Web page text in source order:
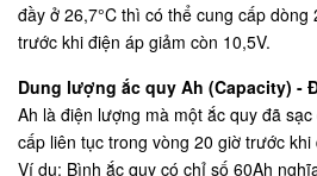
đầy ở 26,7°C thì có thể cung cấp
trước khi điện áp giảm còn 10,5V.
Dung lượng ắc quy Ah (Capacity) -
Ah là điện lượng mà một ắc quy đã
cấp liên tục trong vòng 20 giờ trước
Ví dụ: Bình ắc quy có chỉ số 60Ah